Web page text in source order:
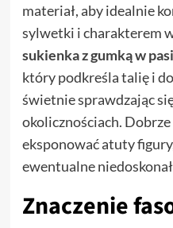
materiał, aby idealnie
sylwetki i charakterem
sukienka z gumką w
który podkreśla talię i
świetnie sprawdzając
okolicznościach.
eksponować atuty
ewentualne
Znaczenie